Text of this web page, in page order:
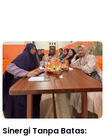
Sinergi Tanpa Batas: